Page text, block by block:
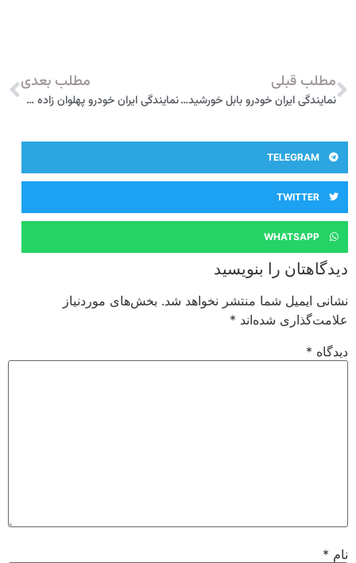
مطلب قبلی
نمایندگی ایران خودرو بابل خورشیدی 3307
مطلب بعدی
نمایندگی ایران خودرو پهلوان زاده 3378
TELEGRAM
TWITTER
WHATSAPP
دیدگاهتان را بنویسید
نشانی ایمیل شما منتشر نخواهد شد. بخش‌های موردنیاز
علامت‌گذاری شده‌اند*
دیدگاه*
نام*